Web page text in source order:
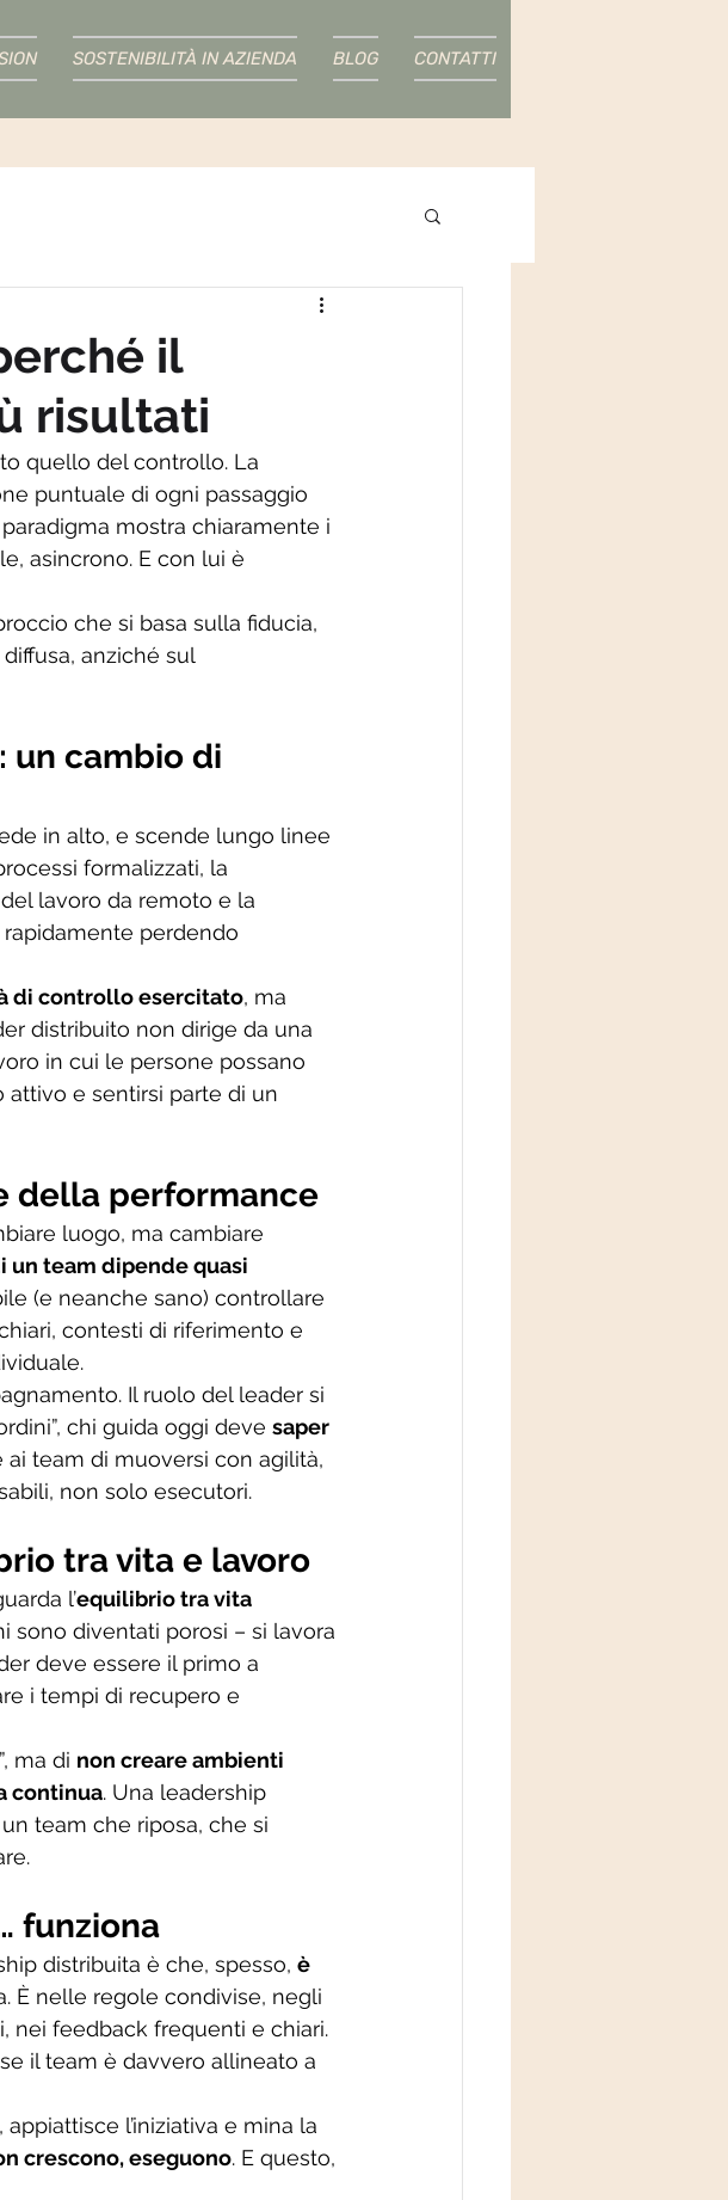
SOSTENIBILITÀ IN AZIENDA BLOG CONTATTI
il
risultati
quello del controllo. La
puntuale di ogni passaggio
mostra chiaramente i
asincrono. E con lui è
che si basa sulla fiducia,
anziché sul
un cambio di
in alto, e scende lungo linee
formalizzati, la
lavoro da remoto e la
perdendo
di controllo esercitato, ma
distribuito non dirige da una
in cui le persone possano
attivo e sentirsi parte di un
della performance
luogo, ma cambiare
un team dipende quasi
(e neanche sano) controllare
contesti di riferimento e
Il ruolo del leader si
chi guida oggi deve saper
team di muoversi con agilità,
non solo esecutori.
tra vita e lavoro
l’equilibrio tra vita
sono diventati porosi – si lavora
deve essere il primo a
i tempi di recupero e
ma di non creare ambienti
continua. Una leadership
team che riposa, che si
funziona
distribuita è che, spesso, è
È nelle regole condivise, negli
nei feedback frequenti e chiari.
il team è davvero allineato a
l’iniziativa e mina la
crescono, eseguono. E questo,